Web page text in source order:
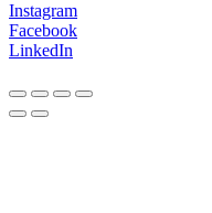
Instagram
Facebook
LinkedIn